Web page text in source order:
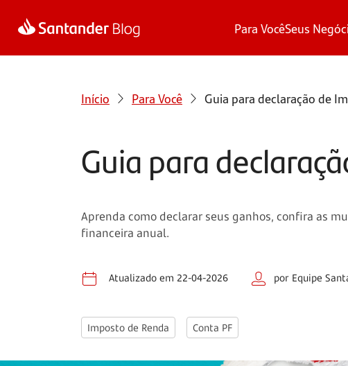
Para VocêSeus
Início Para Você Guia para declaração de
Guia para
Aprenda como declarar seus ganhos, confira as
financeira anual.
Atualizado em 22-04-2026 por Equipe
Imposto de Renda Conta PF